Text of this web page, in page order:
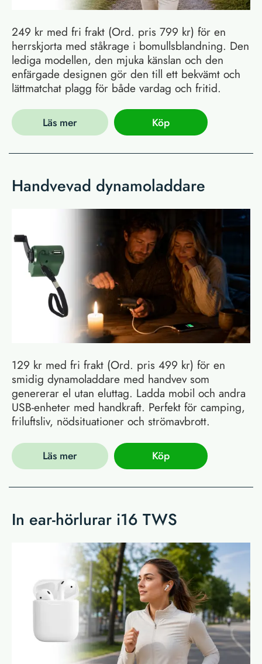
249 kr med fri frakt (Ord. pris 799 kr) för en
herrskjorta med ståkrage i bomullsblandning. Den
lediga modellen, den mjuka känslan och den
enfärgade designen gör den till ett bekvämt och
lättmatchat plagg för både vardag och fritid.
Läs mer Köp
Handvevad dynamoladdare
129 kr med fri frakt (Ord. pris 499 kr) för en
smidig dynamoladdare med handvev som
genererar el utan eluttag. Ladda mobil och andra
USB-enheter med handkraft. Perfekt för camping,
friluftsliv, nödsituationer och strömavbrott.
Läs mer Köp
In ear-hörlurar i16 TWS